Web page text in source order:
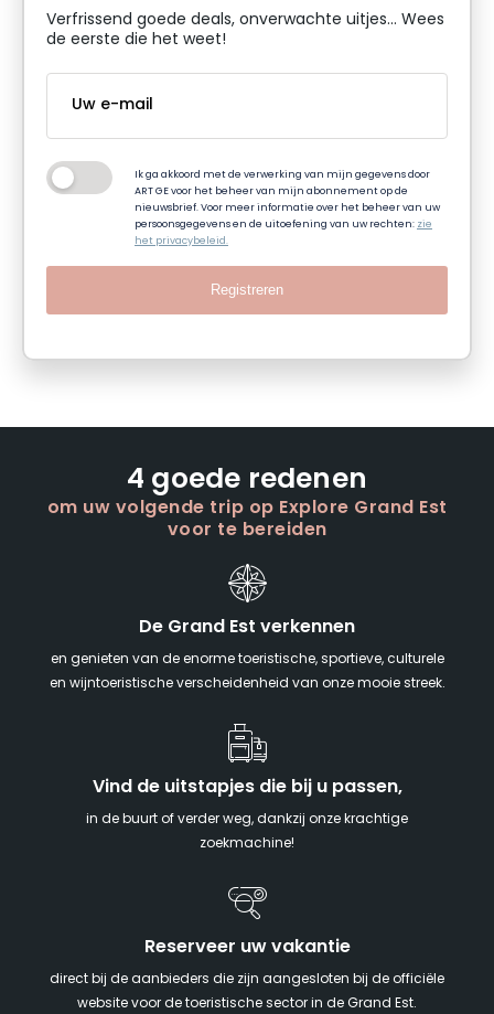
Verfrissend goede deals, onverwachte uitjes... Wees
de eerste die het weet!
Ik ga akkoord met de verwerking van mijn gegevens door
ART GE voor het beheer van mijn abonnement op de
nieuwsbrief. Voor meer informatie over het beheer van uw
persoonsgegevens en de uitoefening van uw rechten: zie
het privacybeleid.
Registreren
4 goede redenen
om uw volgende trip op Explore Grand Est
voor te bereiden
De Grand Est verkennen
en genieten van de enorme toeristische, sportieve, culturele
en wijntoeristische verscheidenheid van onze mooie streek.
Vind de uitstapjes die bij u passen,
in de buurt of verder weg, dankzij onze krachtige
zoekmachine!
Reserveer uw vakantie
direct bij de aanbieders die zijn aangesloten bij de officiële
website voor de toeristische sector in de Grand Est.